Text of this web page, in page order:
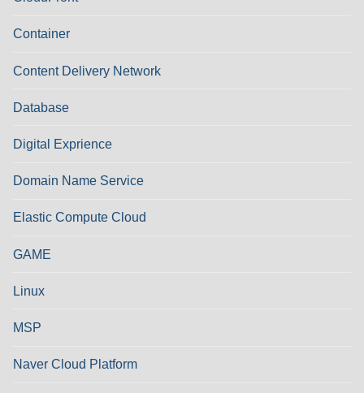
Container
Content Delivery Network
Database
Digital Exprience
Domain Name Service
Elastic Compute Cloud
GAME
Linux
MSP
Naver Cloud Platform